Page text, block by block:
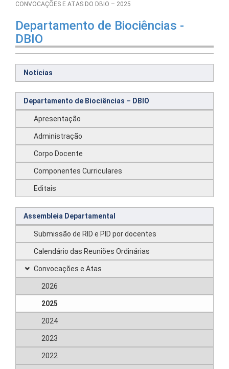
CONVOCAÇÕES E ATAS DO DBIO – 2025
Departamento de Biociências -
DBIO
Notícias
Departamento de Biociências – DBIO
Apresentação
Administração
Corpo Docente
Componentes Curriculares
Editais
Assembleia Departamental
Submissão de RID e PID por docentes
Calendário das Reuniões Ordinárias
Convocações e Atas
2026
2025
2024
2023
2022